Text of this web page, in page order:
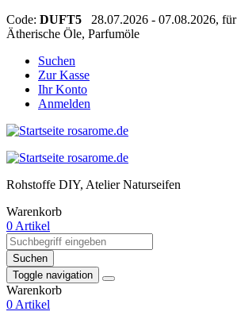
Code: DUFT5 28.07.2026 - 07.08.2026,
Ätherische Öle, Parfumöle
Suchen
Zur Kasse
Ihr Konto
Anmelden
Rohstoffe DIY, Atelier Naturseifen
Warenkorb
0 Artikel
Suchen
Toggle navigation
Warenkorb
0 Artikel